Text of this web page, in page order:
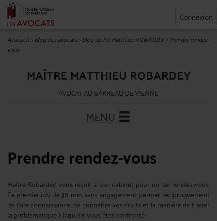
Connexion
Avocat.fr>Blog des avocats>Blog de Me Matthieu ROBARDEY>Prendre rendez-
vous
MAÎTRE MATTHIEU ROBARDEY
AVOCAT AU BARREAU DE VIENNE
MENU
Prendre rendez-vous
Maître Robardey vous reçoit à son cabinet pour un 1er rendez-vous.
Ce premier rdv de 30 min, sans engagement, permet réciproquement
de faire connaissance, de connaître vos droits et la manière de traiter
la problématique à laquelle vous êtes confronté.